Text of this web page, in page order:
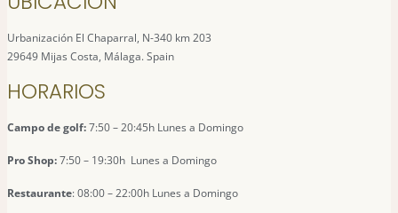
Urbanización El Chaparral, N-340 km 203
29649 Mijas Costa, Málaga. Spain
HORARIOS
Campo de golf:7:50 – 20:45h Lunes a Domingo
Pro Shop:7:50 – 19:30h Lunes a Domingo
Restaurante: 08:00 – 22:00h Lunes a Domingo